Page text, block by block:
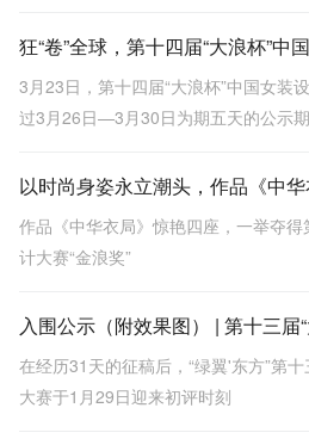
3月23日，第十四届“大浪杯”中国女装
过3月26日—3月30日为期五天的公示
作品《中华衣局》惊艳四座，一举夺得
计大赛“金浪奖”
在经历31天的征稿后，“绿翼'东方”第
大赛于1月29日迎来初评时刻